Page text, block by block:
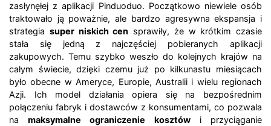
zasłynęłej z aplikacji Pinduoduo. Początkowo niewiele osób
traktowało ją poważnie, ale bardzo agresywna ekspansja i
strategia super niskich cen sprawiły, że w krótkim czasie
stała się jedną z najczęściej pobieranych aplikacji
zakupowych. Temu szybko weszło do kolejnych krajów na
całym świecie, dzięki czemu już po kilkunastu miesiącach
było obecne w Ameryce, Europie, Australii i wielu regionach
Azji. Ich model działania opiera się na bezpośrednim
połączeniu fabryk i dostawców z konsumentami, co pozwala
namaksymalne ograniczenie kosztówi przyciąganie